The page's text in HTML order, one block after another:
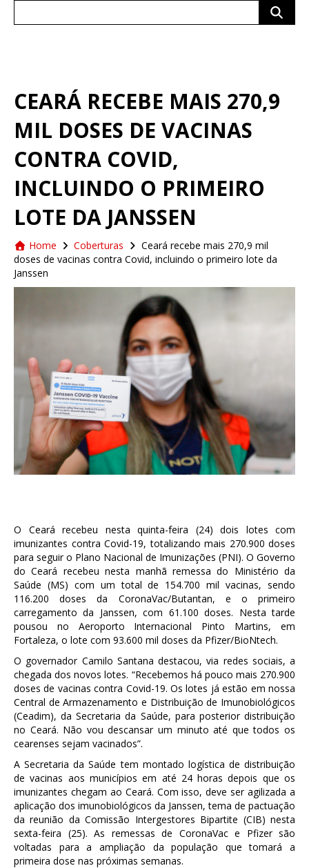
CEARÁ RECEBE MAIS 270,9
MIL DOSES DE VACINAS
CONTRA COVID,
INCLUINDO O PRIMEIRO
LOTE DA JANSSEN
Home Coberturas
Ceará recebe mais 270,9 mil
doses de vacinas contra Covid, incluindo o primeiro lote da
Janssen
O Ceará recebeu nesta quinta-feira (24) dois lotes com
imunizantes contra Covid-19, totalizando mais 270.900 doses
para seguir o Plano Nacional de Imunizações (PNI). O Governo
do Ceará recebeu nesta manhã remessa do Ministério da
Saúde (MS) com um total de 154.700 mil vacinas, sendo
116.200 doses da CoronaVac/Butantan, e o primeiro
carregamento da Janssen, com 61.100 doses. Nesta tarde
pousou no Aeroporto Internacional Pinto Martins, em
Fortaleza, o lote com 93.600 mil doses da Pfizer/BioNtech.
O governador Camilo Santana destacou, via redes sociais, a
chegada dos novos lotes. “Recebemos há pouco mais 270.900
doses de vacinas contra Covid-19. Os lotes já estão em nossa
Central de Armazenamento e Distribuição de Imunobiológicos
(Ceadim), da Secretaria da Saúde, para posterior distribuição
no Ceará. Não vou descansar um minuto até que todos os
cearenses sejam vacinados”.
A Secretaria da Saúde tem montado logística de distribuição
de vacinas aos municípios em até 24 horas depois que os
imunizantes chegam ao Ceará. Com isso, deve ser agilizada a
aplicação dos imunobiológicos da Janssen, tema de pactuação
da reunião da Comissão Intergestores Bipartite (CIB) nesta
sexta-feira (25). As remessas de CoronaVac e Pfizer são
voltadas para a ampliação da população que tomará a
primeira dose nas próximas semanas.